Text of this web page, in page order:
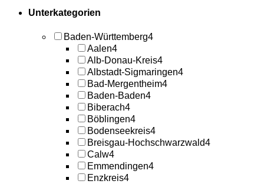
Unterkategorien
Baden-Württemberg4
Aalen4
Alb-Donau-Kreis4
Albstadt-Sigmaringen4
Bad-Mergentheim4
Baden-Baden4
Biberach4
Böblingen4
Bodenseekreis4
Breisgau-Hochschwarzwald4
Calw4
Emmendingen4
Enzkreis4